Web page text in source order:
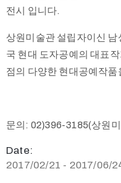
전시 입니다.
상원미술관 설립자이신
국 현대 도자공예의 대표
점의 다양한 현대공예작품
문의: 02)396-3185(상원
Date:
2017/02/21 - 2017/06/